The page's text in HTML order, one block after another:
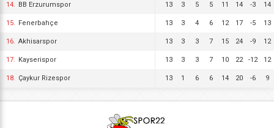
14. BB Erzurumspor 13 3 5 5 11 14 -3 14
15. Fenerbahçe 13 3 4 6 12 17 -5 13
16. Akhisarspor 13 3 3 7 15 24 -9 12
17. Kayserispor 13 3 3 7 10 22 -12 12
18. Çaykur Rizespor 13 1 6 6 14 20 -6 9